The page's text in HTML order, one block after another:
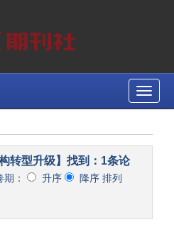
Toggle
转型升级】找到：1条论
： 升序 降序 排列